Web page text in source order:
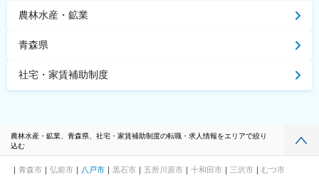
農林水産・鉱業
青森県
社宅・家賃補助制度
農林水産・鉱業、青森県、社宅・家賃補助制度の転職・求人情報をエリアで絞り
込む
青森市 弘前市 八戸市 黒石市 五所川原市 十和田市 三沢市
むつ市